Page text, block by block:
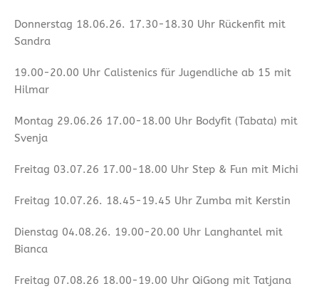
Donnerstag 18.06.26. 17.30-18.30 Uhr Rückenfit mit
Sandra
19.00-20.00 Uhr Calistenics für Jugendliche ab 15 mit
Hilmar
Montag 29.06.26 17.00-18.00 Uhr Bodyfit (Tabata) mit
Svenja
Freitag 03.07.26 17.00-18.00 Uhr Step & Fun mit Michi
Freitag 10.07.26. 18.45-19.45 Uhr Zumba mit Kerstin
Dienstag 04.08.26. 19.00-20.00 Uhr Langhantel mit
Bianca
Freitag 07.08.26 18.00-19.00 Uhr QiGong mit Tatjana